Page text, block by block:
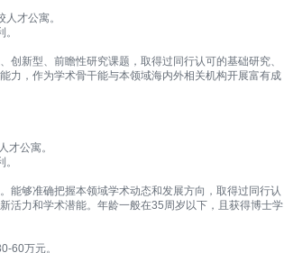
才公寓。
新型、前瞻性研究课题，取得过同行认可的基础研究、
力，作为学术骨干能与本领域海内外相关机构开展富有成
才公寓。
能够准确把握本领域学术动态和发展方向，取得过同行认
活力和学术潜能。年龄一般在35周岁以下，且获得博士学
60万元。